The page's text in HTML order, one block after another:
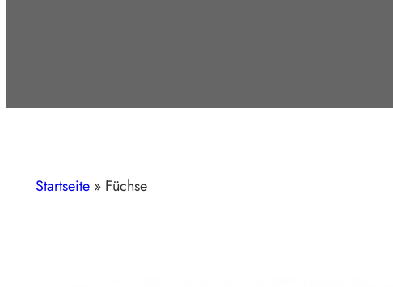
Startseite » Füchse